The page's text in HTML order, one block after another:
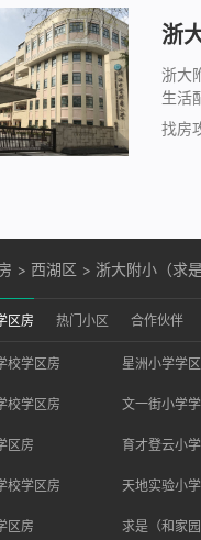
浙
浙大
生活
找房
> 西湖区 > 浙大附小（求是
区房 热门小区 合作伙伴
校学区房 星洲小学学
校学区房 文一街小学
区房 育才登云小
校学区房 天地实验小
区房 求是（和家